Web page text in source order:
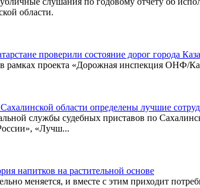
области.
проверили состояние дорог города
проекта «Дорожная инспекция ОНФ/
области определены лучшие
службы судебных приставов по
«Лучш...
напитков на растительной основе
меняется, и вместе с этим приходит